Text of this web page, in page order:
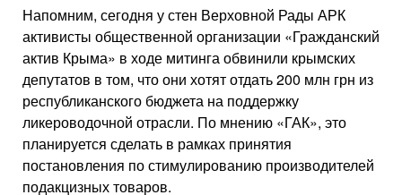
Напомним, сегодня у стен Верховной Рады АРК
активисты общественной организации «Гражданский
актив Крыма» в ходе митинга обвинили крымских
депутатов в том, что они хотят отдать 200 млн грн из
республиканского бюджета на поддержку
ликероводочной отрасли. По мнению «ГАК», это
планируется сделать в рамках принятия
постановления по стимулированию производителей
подакцизных товаров.